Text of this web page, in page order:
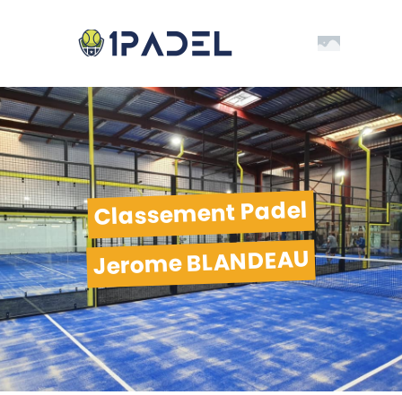
Classement Padel
Jerome BLANDEAU